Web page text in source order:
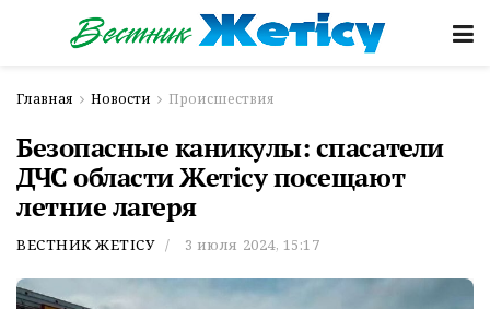
Главная Новости Происшествия
Безопасные каникулы: спасатели
ДЧС области Жетісу посещают
летние лагеря
ВЕСТНИК ЖЕТІСУ 3 июля 2024, 15:17